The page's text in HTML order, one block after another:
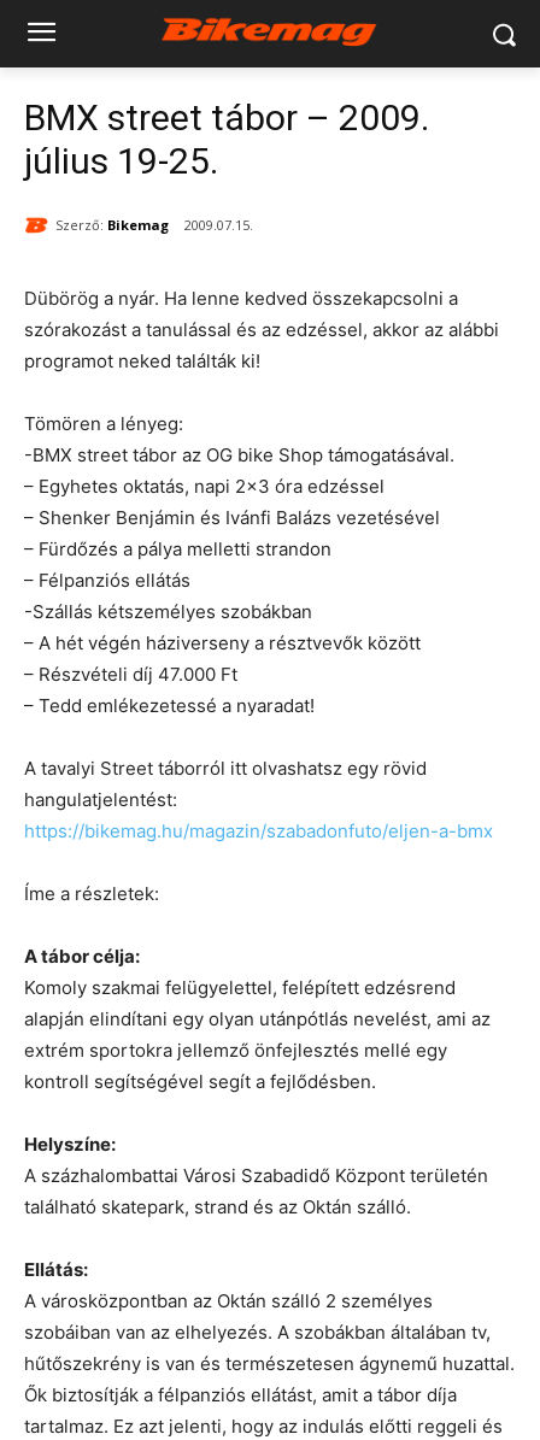
BMX street tábor – 2009.
július 19-25.
Szerző: Bikemag 2009.07.15.
Dübörög a nyár. Ha lenne kedved összekapcsolni a
szórakozást a tanulással és az edzéssel, akkor az alábbi
programot neked találták ki!
Tömören a lényeg:
-BMX street tábor az OG bike Shop támogatásával.
– Egyhetes oktatás, napi 2×3 óra edzéssel
– Shenker Benjámin és Ivánfi Balázs vezetésével
– Fürdőzés a pálya melletti strandon
– Félpanziós ellátás
-Szállás kétszemélyes szobákban
– A hét végén háziverseny a résztvevők között
– Részvételi díj 47.000 Ft
– Tedd emlékezetessé a nyaradat!
A tavalyi Street táborról itt olvashatsz egy rövid
hangulatjelentést:
https://bikemag.hu/magazin/szabadonfuto/eljen-a-bmx
Íme a részletek:
A tábor célja:
Komoly szakmai felügyelettel, felépített edzésrend
alapján elindítani egy olyan utánpótlás nevelést, ami az
extrém sportokra jellemző önfejlesztés mellé egy
kontroll segítségével segít a fejlődésben.
Helyszíne:
A százhalombattai Városi Szabadidő Központ területén
található skatepark, strand és az Oktán szálló.
Ellátás:
A városközpontban az Oktán szálló 2 személyes
szobáiban van az elhelyezés. A szobákban általában tv,
hűtőszekrény is van és természetesen ágynemű huzattal.
Ők biztosítják a félpanziós ellátást, amit a tábor díja
tartalmaz. Ez azt jelenti, hogy az indulás előtti reggeli és